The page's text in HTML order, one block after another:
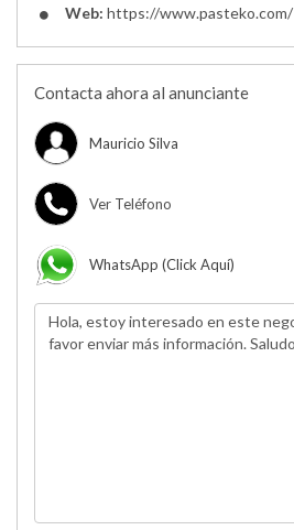
Web: https://www.pasteko.com/
Contacta ahora al anunciante
Mauricio Silva
Ver Teléfono
WhatsApp (click Aquí)